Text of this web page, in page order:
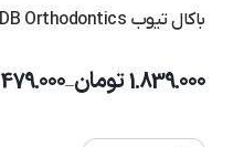
باکال تیوب DB Orthodontics
1.839.000تومان–
479.000